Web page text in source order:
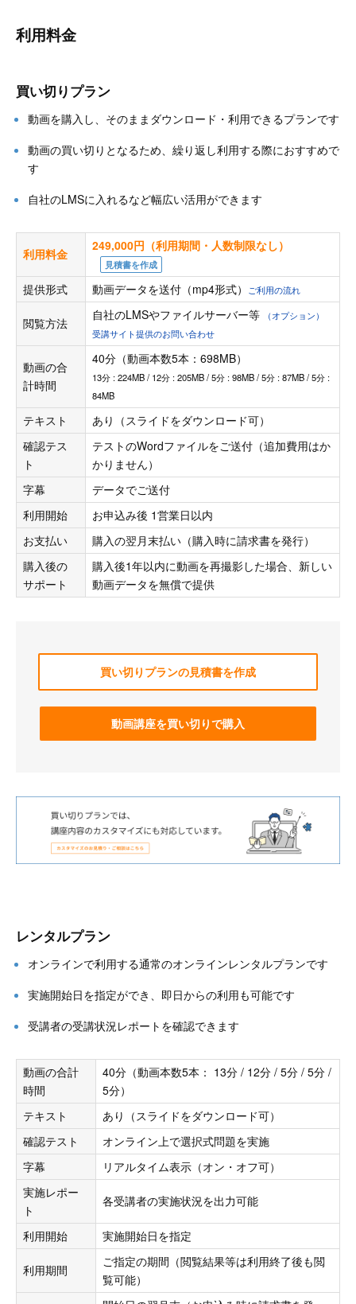
利用料金
買い切りプラン
動画を購入し、そのままダウンロード・利用できるプランです
動画の買い切りとなるため、繰り返し利用する際におすすめで
す
自社のLMSに入れるなど幅広い活用ができます
利用料金
249,000円（利用期間・人数制限なし）
見積書を作成
提供形式 動画データを送付（mp4形式） ご利用の流れ
閲覧方法
自社のLMSやファイルサーバー等
（オプション）
受講サイト提供のお問い合わせ
動画の合
計時間
40分（動画本数5本：698MB）
13分 : 224MB / 12分 : 205MB / 5分 : 98MB / 5分 : 87MB / 5分 :
84MB
テキスト
あり（スライドをダウンロード可）
確認テス
ト
テストのWordファイルをご送付（追加費用はか
かりません）
字幕
データでご送付
利用開始
お申込み後 1営業日以内
お支払い
購入の翌月末払い（購入時に請求書を発行）
購入後の
サポート
購入後1年以内に動画を再撮影した場合、新しい
動画データを無償で提供
買い切りプランの見積書を作成
動画講座を買い切りで購入
レンタルプラン
オンラインで利用する通常のオンラインレンタルプランです
実施開始日を指定ができ、即日からの利用も可能です
受講者の受講状況レポートを確認できます
動画の合計
時間
40分（動画本数5本： 13分 / 12分 / 5分 / 5分 /
5分）
テキスト
あり（スライドをダウンロード可）
確認テスト
オンライン上で選択式問題を実施
字幕
リアルタイム表示（オン・オフ可）
実施レポー
ト
各受講者の実施状況を出力可能
利用開始 実施開始日を指定
利用期間
ご指定の期間（閲覧結果等は利用終了後も閲
覧可能）